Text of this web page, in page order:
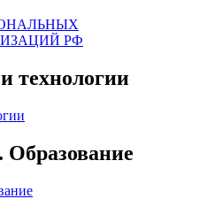
технологии